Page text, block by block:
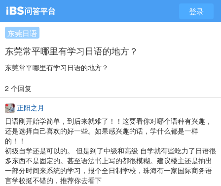
登录
东莞日语
东莞常平哪里有学习日语的地方？
东莞常平哪里有学习日语的地方？
2 个回复
正阳之月
日语刚开始学简单，到后来就难了！！这要看你对哪个语种有兴趣，
还是选择自己喜欢的好一些。如果感兴趣的话，学什么都是一样
的！！
初级自学还是可以的。 但是到了中级和高级 自学就有些吃力了日语很
多东西不是固定的。甚至语法书上写的都很模糊。建议楼主还是抽出
一部分时间来系统的学习，报个全日制学校，珠海有一家国际商务语
言学校挺不错的，推荐你去看下